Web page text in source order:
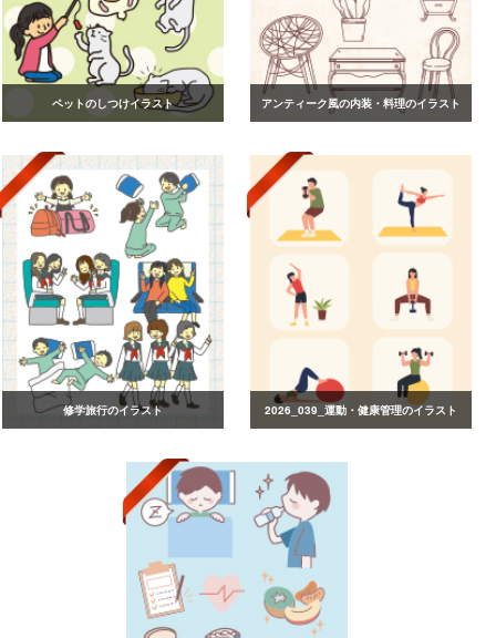
ペットのしつけイラスト アンティーク風の内装・料理のイラスト
修学旅行のイラスト 2026_039_運動・健康管理のイラスト